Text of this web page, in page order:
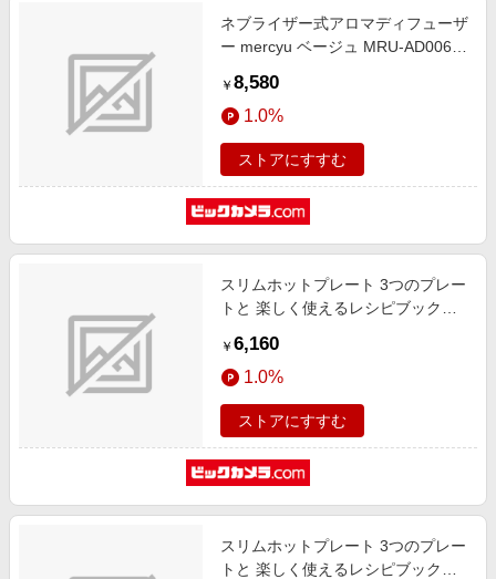
ネブライザー式アロマディフューザ
ー mercyu ベージュ MRU-AD006-
￥ 8,580
1.0%
ストアにすすむ
スリムホットプレート 3つのプレー
トと 楽しく使えるレシピブック付
枚]
￥ 6,160
1.0%
ストアにすすむ
スリムホットプレート 3つのプレー
トと 楽しく使えるレシピブック付